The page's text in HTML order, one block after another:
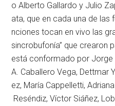
o Alberto Gallardo y Julio
ata, que en cada una de las
nciones tocan en vivo las
sincrobufonía” que crearon
está conformado por Jorge
A. Caballero Vega, Dettmar
ez, María Cappelletti, Adriana
Reséndiz, Víctor Siáñez,